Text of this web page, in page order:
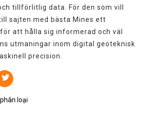
tillförlitlig data. För den som vill
sajten med bästa Mines ett
att hålla sig informerad och väl
utmaningar inom digital geoteknisk
precision.
loại